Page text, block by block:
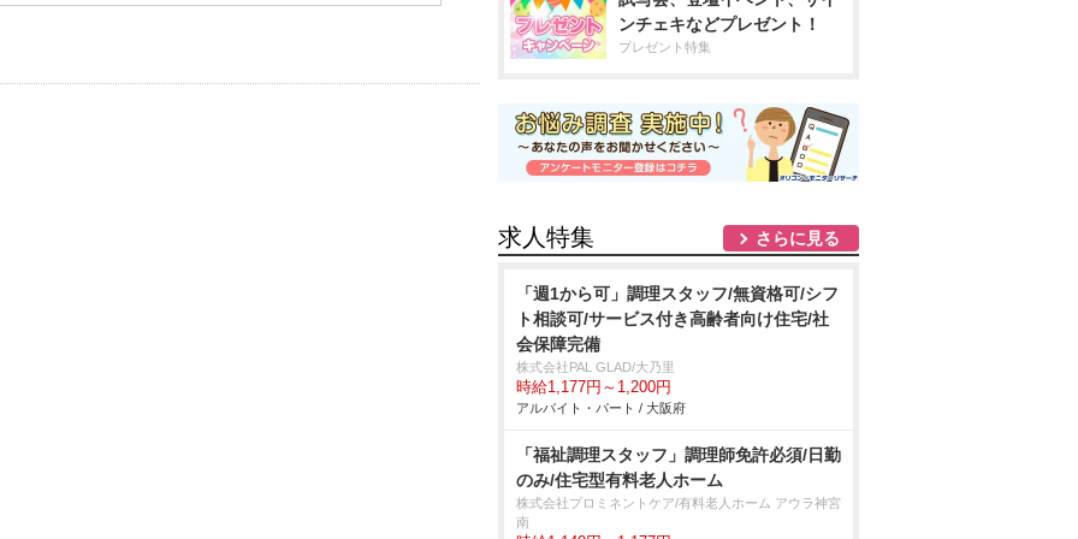
ンチェキなどプレゼント！
プレゼント特集
求人特集 さらに見る
「週1から可」調理スタッフ/無資格可/シフ
ト相談可/サービス付き高齢者向け住宅/社
会保障完備
株式会社PAL GLAD/大乃里
時給1,177円～1,200円
アルバイト・パート / 大阪府
「福祉調理スタッフ」調理師免許必須/日勤
のみ/住宅型有料老人ホーム
株式会社プロミネントケア/有料老人ホーム アウラ神宮
南